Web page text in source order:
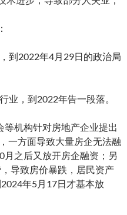
到2022年4月29日的政治局
业，到2022年告一段落。
等机构针对房地产企业提出
一方面导致大量房企无法融
月之后又放开房企融资；另
导致房价暴跌，居民资产
年5月17日才基本放